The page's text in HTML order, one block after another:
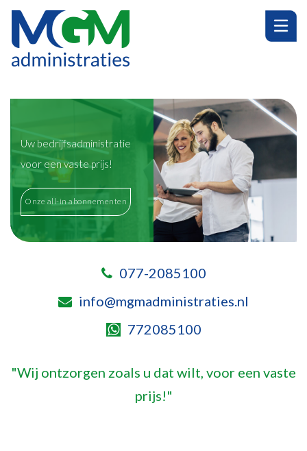
Uw bedrijfsadministratie
voor een vaste prijs!
Onze all-in abonnementen
077-2085100
info@mgmadministraties.nl
772085100
"Wij ontzorgen zoals u dat wilt, voor een vaste
prijs!"